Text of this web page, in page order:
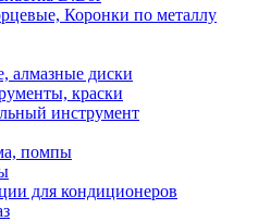
Коронки по металлу
алмазные диски
краски
инструмент
помпы
для кондиционеров